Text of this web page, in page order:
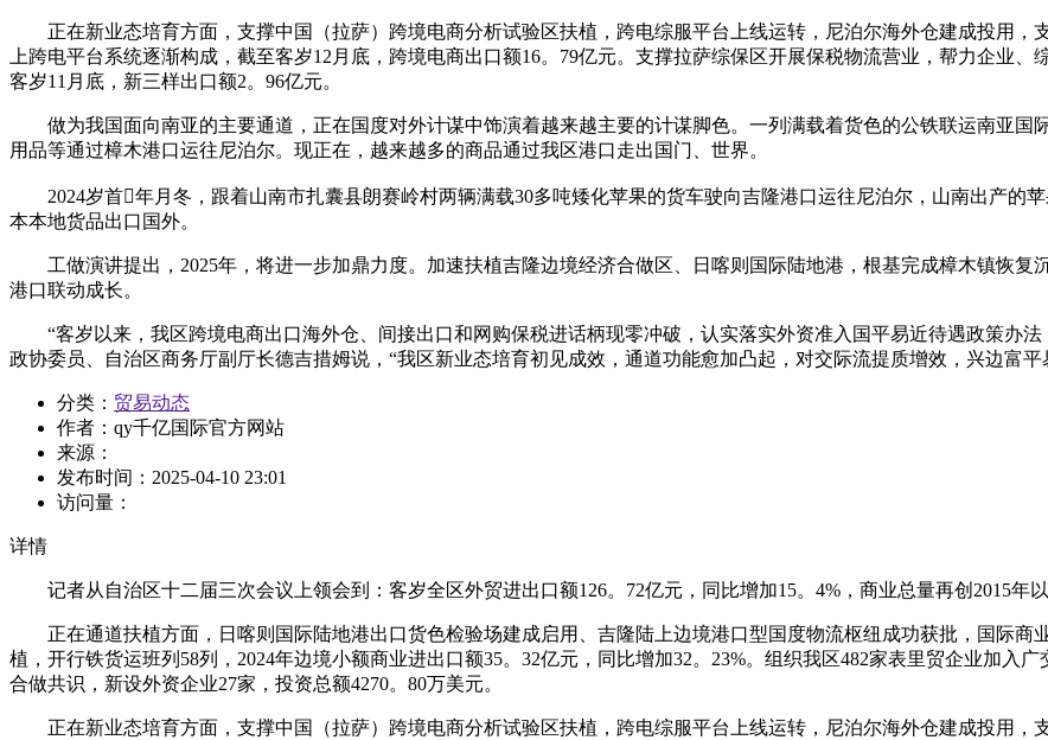
正在新业态培育方面，支撑中国（拉萨）跨境电商分析试验区扶植，跨电综服平台上线运转，尼泊尔海外仓建成投用，
上跨电平台系统逐渐构成，截至客岁12月底，跨境电商出口额16。79亿元。支撑拉萨综保区开展保税物流营业，帮力企业
客岁11月底，新三样出口额2。96亿元。
做为我国面向南亚的主要通道，正在国度对外计谋中饰演着越来越主要的计谋脚色。一列满载着货色的公铁联运南亚国
用品等通过樟木港口运往尼泊尔。现正在，越来越多的商品通过我区港口走出国门、世界。
2024岁首年月冬，跟着山南市扎囊县朗赛岭村两辆满载30多吨矮化苹果的货车驶向吉隆港口运往尼泊尔，山南出产的
本本地货品出口国外。
工做演讲提出，2025年，将进一步加鼎力度。加速扶植吉隆边境经济合做区、日喀则国际陆地港，根基完成樟木镇恢复
港口联动成长。
“客岁以来，我区跨境电商出口海外仓、间接出口和网购保税进话柄现零冲破，认实落实外资准入国平易近待遇政策办
政协委员、自治区商务厅副厅长德吉措姆说，“我区新业态培育初见成效，通道功能愈加凸起，对交际流提质增效，兴边富
分类： 贸易动态
作者： qy千亿国际官方网站
来源：
发布时间： 2025-04-10 23:01
访问量：
详情
记者从自治区十二届三次会议上领会到：客岁全区外贸进出口额126。72亿元，同比增加15。4%，商业总量再创2015年以
正在通道扶植方面，日喀则国际陆地港出口货色检验场建成启用、吉隆陆上边境港口型国度物流枢纽成功获批，国际商
植，开行铁货运班列58列，2024年边境小额商业进出口额35。32亿元，同比增加32。23%。组织我区482家表里贸企业加入
合做共识，新设外资企业27家，投资总额4270。80万美元。
正在新业态培育方面，支撑中国（拉萨）跨境电商分析试验区扶植，跨电综服平台上线运转，尼泊尔海外仓建成投用，